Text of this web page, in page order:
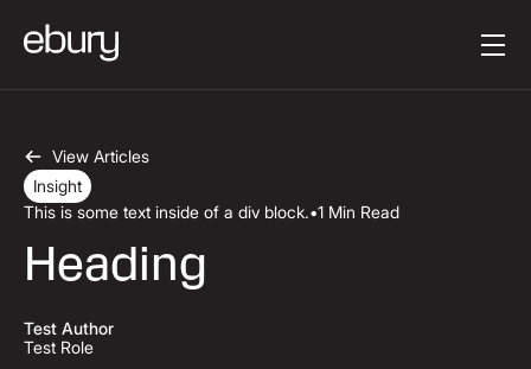
View Articles
Insight
This is some text inside of a div block.•1 Min Read
Heading
Test Author
Test Role